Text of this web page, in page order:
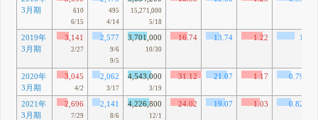
3月期
610
6/15
495
4/14
15,271,000
5/18
2019年
3月期
3,141
2/27
2,577
9/6
9/5
3,701,000
10/30
16.74 13.74 1.22
1
2020年
3月期
3,045
4/2
2,062
3/17
4,543,000
3/19
31.12 21.07 1.17
0.79
2021年
3月期
2,696
7/29
2,141
8/6
4,226,800
12/1
24.02 19.07 1.03
0.82